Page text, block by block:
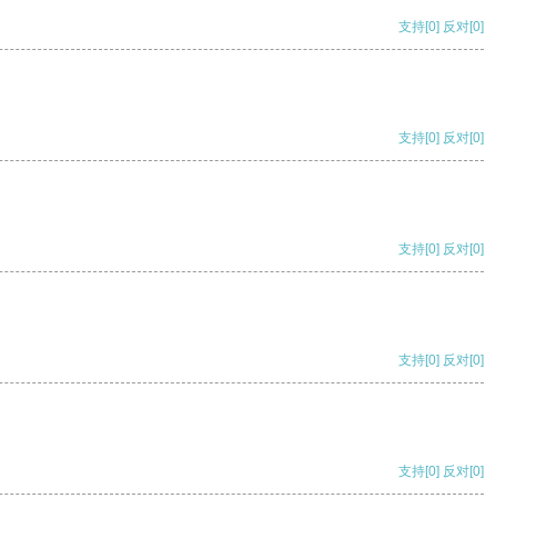
支持[0] 反对[0]
支持[0] 反对[0]
支持[0] 反对[0]
支持[0] 反对[0]
支持[0] 反对[0]